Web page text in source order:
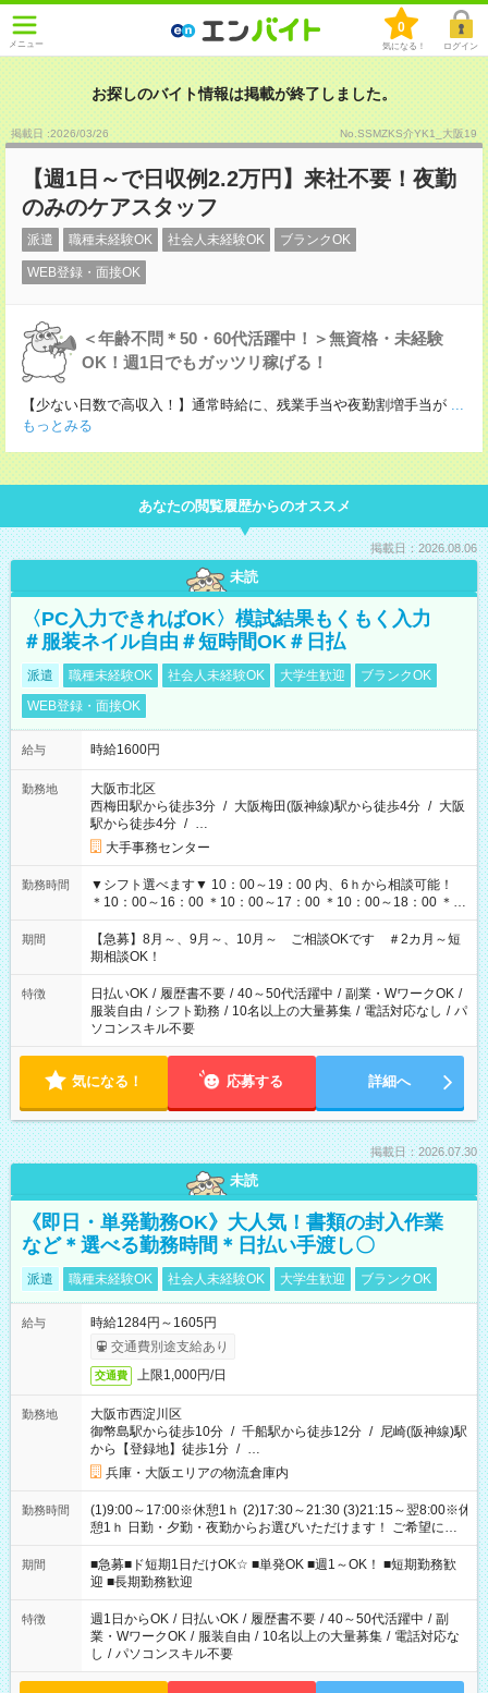
メニュー
0
気になる！ ログイン
お探しのバイト情報は掲載が終了しました。
掲載日 :2026/03/26 No.SSMZKS介YK1_大阪19
【週1日～で日収例2.2万円】来社不要！夜勤
のみのケアスタッフ
派遣 職種未経験OK 社会人未経験OK ブランクOK
WEB登録・面接OK
＜年齢不問＊50・60代活躍中！＞無資格・未経験
OK！週1日でもガッツリ稼げる！
【少ない日数で高収入！】通常時給に、残業手当や夜勤割増手当が ...
もっとみる
あなたの閲覧履歴からのオススメ
掲載日：2026.08.06
未読
〈PC入力できればOK〉模試結果もくもく入力
＃服装ネイル自由＃短時間OK＃日払
派遣 職種未経験OK 社会人未経験OK 大学生歓迎
ブランクOK
WEB登録・面接OK
給与 時給1600円
勤務地
大阪市北区
西梅田駅から徒歩3分 / 大阪梅田(阪神線)駅から徒歩4分 / 大阪
駅から徒歩4分 / …
大手事務センター
勤務時間
▼シフト選べます▼ 10：00～19：00 内、6ｈから相談可能！
＊10：00～16：00 ＊10：00～17：00 ＊10：00～18：00 ＊
11：00～19：00 ＊12：00～19：00 ＊13：00～19：00
期間
【急募】8月～、9月～、10月～ ご相談OKです ＃2カ月～短
期相談OK！
特徴 日払いOK / 履歴書不要 / 40～50代活躍中 / 副業・WワークOK /
服装自由 / シフト勤務 / 10名以上の大量募集 / 電話対応なし / パ
ソコンスキル不要
気になる！ 応募する 詳細へ
掲載日：2026.07.30
未読
《即日・単発勤務OK》大人気！書類の封入作業
など＊選べる勤務時間＊日払い手渡し〇
派遣 職種未経験OK 社会人未経験OK 大学生歓迎 ブランクOK
給与
時給1284円～1605円
交通費別途支給あり
交通費 上限1,000円/日
勤務地
大阪市西淀川区
御幣島駅から徒歩10分 / 千船駅から徒歩12分 / 尼崎(阪神線)駅
から【登録地】徒歩1分 / …
兵庫・大阪エリアの物流倉庫内
勤務時間
(1)9:00～17:00※休憩1ｈ (2)17:30～21:30 (3)21:15～翌8:00※休
憩1ｈ 日勤・夕勤・夜勤からお選びいただけます！ ご希望に合
わせて働けるお仕事です(*^^*) 【その他選べる勤務時間】 8-17
時/9-17時/9-18時/10-18時/11-21時/18-22時/20-翌4時/21-翌5
時/22-翌6時/0-翌8時 ご自身のご都合で選んで頂ける完全自由シ
フト！
期間
■急募■ド短期1日だけOK☆ ■単発OK ■週1～OK！ ■短期勤務歓
迎 ■長期勤務歓迎
特徴 週1日からOK / 日払いOK / 履歴書不要 / 40～50代活躍中 / 副
業・WワークOK / 服装自由 / 10名以上の大量募集 / 電話対応な
し / パソコンスキル不要